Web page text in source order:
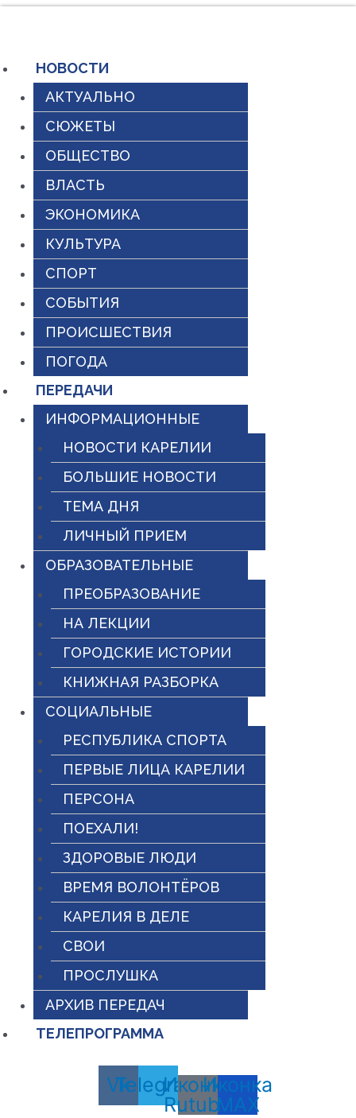
содержимому
НОВОСТИ
АКТУАЛЬНО
СЮЖЕТЫ
ОБЩЕСТВО
ВЛАСТЬ
ЭКОНОМИКА
КУЛЬТУРА
СПОРТ
СОБЫТИЯ
ПРОИСШЕСТВИЯ
ПОГОДА
ПЕРЕДАЧИ
ИНФОРМАЦИОННЫЕ
НОВОСТИ КАРЕЛИИ
БОЛЬШИЕ НОВОСТИ
ТЕМА ДНЯ
ЛИЧНЫЙ ПРИЕМ
ОБРАЗОВАТЕЛЬНЫЕ
ПРЕОБРАЗОВАНИЕ
НА ЛЕКЦИИ
ГОРОДСКИЕ ИСТОРИИ
КНИЖНАЯ РАЗБОРКА
СОЦИАЛЬНЫЕ
РЕСПУБЛИКА СПОРТА
ПЕРВЫЕ ЛИЦА КАРЕЛИИ
ПЕРСОНА
ПОЕХАЛИ!
ЗДОРОВЫЕ ЛЮДИ
ВРЕМЯ ВОЛОНТЁРОВ
КАРЕЛИЯ В ДЕЛЕ
СВОИ
ПРОСЛУШКА
АРХИВ ПЕРЕДАЧ
ТЕЛЕПРОГРАММА
Vk
Telegram
Иконка
Rutube
Иконка
MAX